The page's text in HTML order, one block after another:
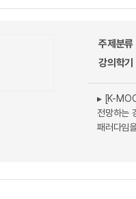
주제분류
강의학기
▸ [K-
전망하는
패러다임